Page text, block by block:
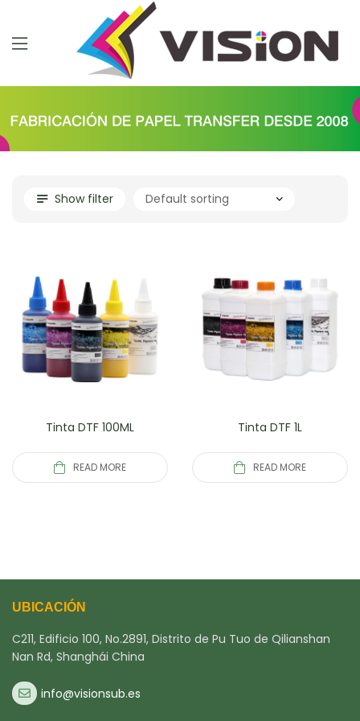
Show filter
Tinta DTF 100ML
READ MORE
Tinta DTF 1L
READ MORE
UBICACIÓN
C211, Edificio 100, No.2891, Distrito de Pu Tuo de Qilianshan
Nan Rd, Shanghái China
info@visionsub.es